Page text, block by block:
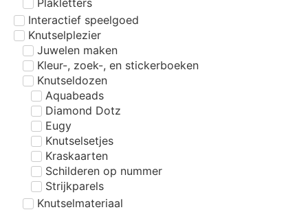
Interactief speelgoed
Knutselplezier
Juwelen maken
Kleur-, zoek-, en stickerboeken
Knutseldozen
Aquabeads
Diamond Dotz
Eugy
Knutselsetjes
Kraskaarten
Schilderen op nummer
Strijkparels
Knutselmateriaal